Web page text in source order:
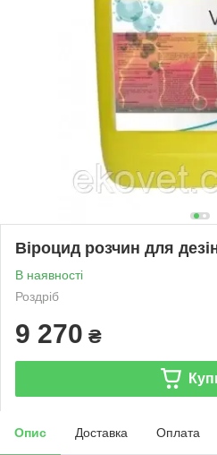
Віроцид розчин для
В наявності
Роздріб
9 270 ₴
Опис Доставка Оплата